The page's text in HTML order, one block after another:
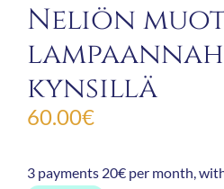
Neliön
kynsillä
60.00€
3 payments 20€ per month,